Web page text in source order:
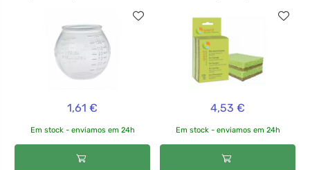
1,61 €
Em stock - enviamos em 24h
4,53 €
Em stock - enviamos em 24h